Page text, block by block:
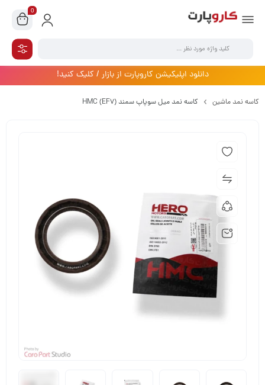
0
دانلود اپلیکیشن کاروپارت از بازار / کلیک کنید!
کاسه نمد ماشین کاسه نمد میل سوپاپ سمند (EF7) HMC